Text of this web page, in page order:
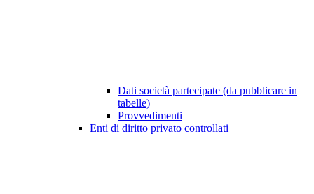
Dati società partecipate (da pubblicare in
tabelle)
Provvedimenti
Enti di diritto privato controllati